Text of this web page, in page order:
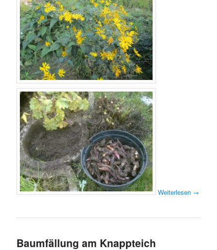
Weiterlesen →
Baumfällung am Knappteich